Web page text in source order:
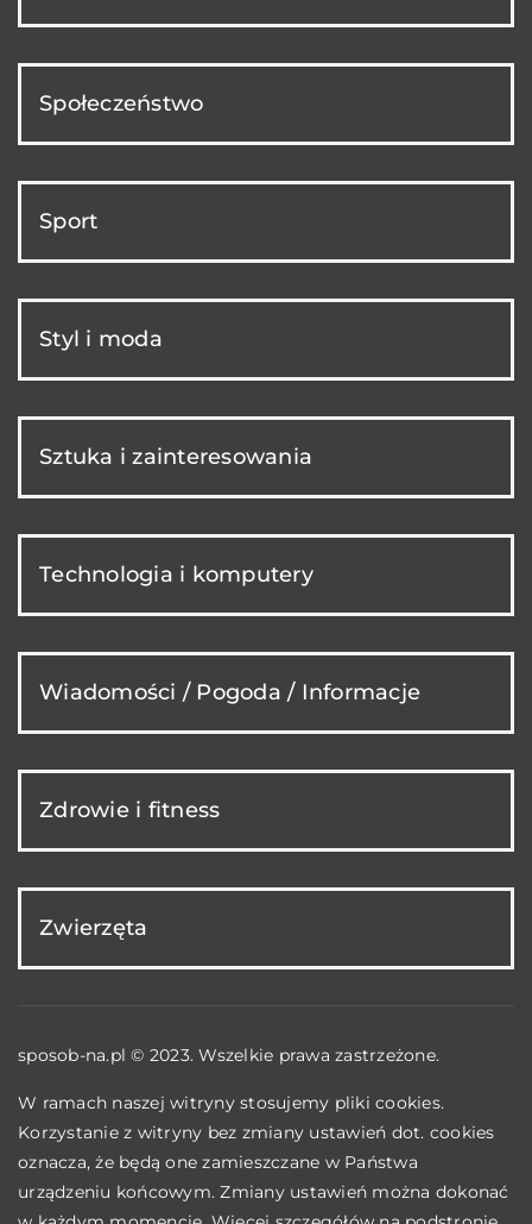
Społeczeństwo
Sport
Styl i moda
Sztuka i zainteresowania
Technologia i komputery
Wiadomości / Pogoda / Informacje
Zdrowie i fitness
Zwierzęta
sposob-na.pl © 2023. Wszelkie prawa zastrzeżone.
W ramach naszej witryny stosujemy pliki cookies.
Korzystanie z witryny bez zmiany ustawień dot. cookies
oznacza, że będą one zamieszczane w Państwa
urządzeniu końcowym. Zmiany ustawień można dokonać